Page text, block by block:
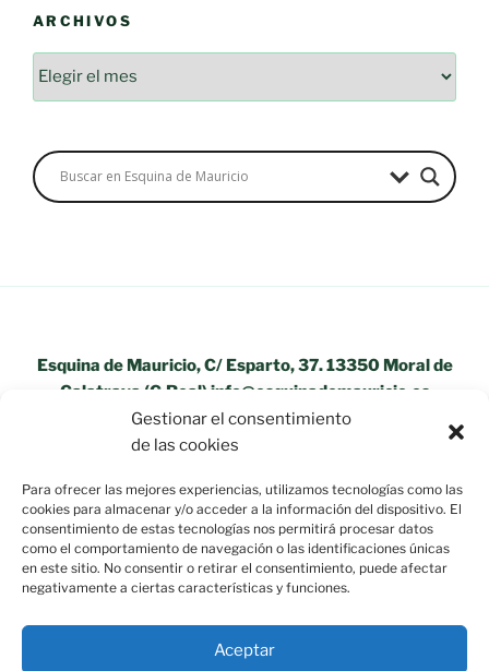
Gestionar el consentimiento
de las cookies
Para ofrecer las mejores experiencias, utilizamos tecnologías como las
cookies para almacenar y/o acceder a la información del dispositivo. El
consentimiento de estas tecnologías nos permitirá procesar datos
como el comportamiento de navegación o las identificaciones únicas
en este sitio. No consentir o retirar el consentimiento, puede afectar
negativamente a ciertas características y funciones.
Aceptar
ARCHIVOS
Esquina de Mauricio, C/ Esparto, 37. 13350 Moral de
Calatrava (C.Real) info@esquinademauricio.es
«Aviso Legal»